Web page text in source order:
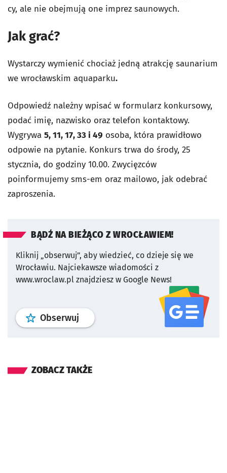
cy, ale nie obejmują one imprez saunowych.
Jak grać?
Wystarczy wymienić chociaż jedną atrakcję saunarium
we wrocławskim aquaparku.
Odpowiedź należny wpisać w formularz konkursowy,
podać imię, nazwisko oraz telefon kontaktowy.
Wygrywa 5, 11, 17, 33 i 49 osoba, która prawidłowo
odpowie na pytanie. Konkurs trwa do środy, 25
stycznia, do godziny 10.00. Zwycięzców
poinformujemy sms-em oraz mailowo, jak odebrać
zaproszenia.
BĄDŹ NA BIEŻĄCO Z WROCŁAWIEM!
Kliknij „obserwuj”, aby wiedzieć, co dzieje się we
Wrocławiu. Najciekawsze wiadomości z
www.wroclaw.pl znajdziesz w Google News!
Obserwuj profil serwisu
ZOBACZ TAKŻE